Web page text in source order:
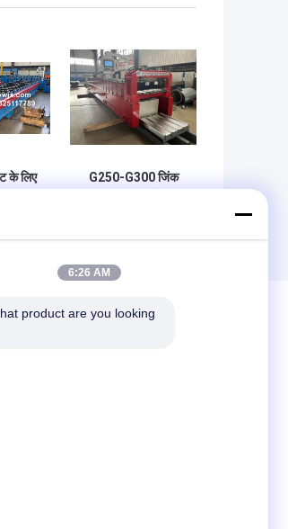
के लिए
G250-G300 जिंक
6:26 AM
product are you looking